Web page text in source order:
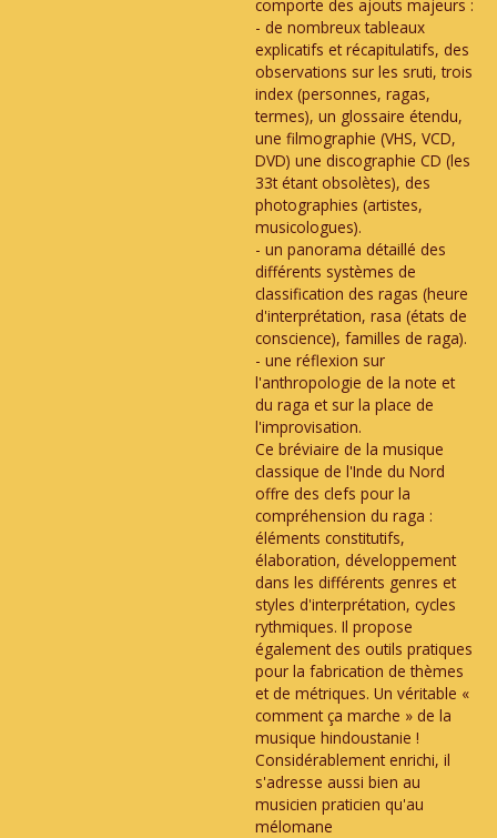
comporte des ajouts majeurs :
- de nombreux tableaux
explicatifs et récapitulatifs, des
observations sur les sruti, trois
index (personnes, ragas,
termes), un glossaire étendu,
une filmographie (VHS, VCD,
DVD) une discographie CD (les
33t étant obsolètes), des
photographies (artistes,
musicologues).
- un panorama détaillé des
différents systèmes de
classification des ragas (heure
d'interprétation, rasa (états de
conscience), familles de raga).
- une réflexion sur
l'anthropologie de la note et
du raga et sur la place de
l'improvisation.
Ce bréviaire de la musique
classique de l'Inde du Nord
offre des clefs pour la
compréhension du raga :
éléments constitutifs,
élaboration, développement
dans les différents genres et
styles d'interprétation, cycles
rythmiques. Il propose
également des outils pratiques
pour la fabrication de thèmes
et de métriques. Un véritable «
comment ça marche » de la
musique hindoustanie !
Considérablement enrichi, il
s'adresse aussi bien au
musicien praticien qu'au
mélomane